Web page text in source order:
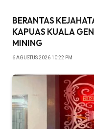
BERANTAS
KAPUAS KUALA
MINING
6 AGUSTUS 2026 10:22 PM